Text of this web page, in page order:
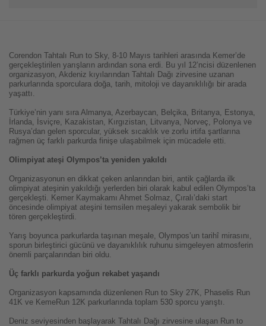
Corendon Tahtalı Run to Sky, 8-10 Mayıs tarihleri arasında Kemer’de
gerçekleştirilen yarışların ardından sona erdi. Bu yıl 12’ncisi düzenlenen
organizasyon, Akdeniz kıyılarından Tahtalı Dağı zirvesine uzanan
parkurlarında sporculara doğa, tarih, mitoloji ve dayanıklılığı bir arada
yaşattı.
Türkiye’nin yanı sıra Almanya, Azerbaycan, Belçika, Britanya, Estonya,
İrlanda, İsviçre, Kazakistan, Kırgızistan, Litvanya, Norveç, Polonya ve
Rusya’dan gelen sporcular, yüksek sıcaklık ve zorlu irtifa şartlarına
rağmen üç farklı parkurda finişe ulaşabilmek için mücadele etti.
Olimpiyat ateşi Olympos’ta yeniden yakıldı
Organizasyonun en dikkat çeken anlarından biri, antik çağlarda ilk
olimpiyat ateşinin yakıldığı yerlerden biri olarak kabul edilen Olympos’ta
gerçekleşti. Kemer Kaymakamı Ahmet Solmaz, Çıralı’daki start
öncesinde olimpiyat ateşini temsilen meşaleyi yakarak sembolik bir
tören gerçekleştirdi.
Yarış boyunca parkurlarda taşınan meşale, Olympos’un tarihî mirasını,
sporun birleştirici gücünü ve dayanıklılık ruhunu simgeleyen atmosferin
önemli parçalarından biri oldu.
Üç farklı parkurda yoğun rekabet yaşandı
Organizasyon kapsamında düzenlenen Run to Sky 27K, Phaselis Run
41K ve KemeRun 12K parkurlarında toplam 530 sporcu yarıştı.
Deniz seviyesinden başlayarak Tahtalı Dağı zirvesine ulaşan Run to